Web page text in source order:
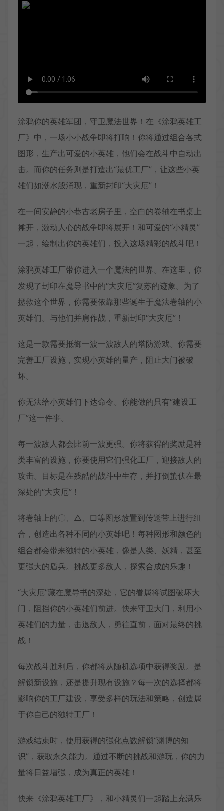
涂鸦你的英雄军团，守卫魔法世界！在《涂鸦英雄工
厂》中，一场小小战争即将打响！你将通过组合各式
图形，生产出可爱的小英雄，他们会在战斗中自动出
击。而你的任务则是打造出“最优工厂”，让这些小英
雄们如潮水般涌现，重新封印“大灾厄”！
在一间安静的小巷古老房子里，空白的卷轴在书桌上
摊开，激动人心的战争即将展开！和可爱的“小精灵”
一起，绘制出你的英雄们，投入这场精彩的战斗吧！
涂鸦英雄工厂带你进入一个魔法的世界。在这里，你
发现了封印在魔导书中的“大灾厄”复苏的迹象。为了
拯救这个世界，你需要依靠那些诞生于魔法卷轴的小
英雄们。与他们并肩作战，重新封印“大灾厄”！
这是一款需要抵御一波一波敌人的塔防游戏。你需要
完善工厂设施，实现小英雄的量产，阻止大门被破
坏。
你无法给小英雄们下达命令。你能做的只有“建设工
厂”这一件事。
每一波敌人都会比前一波更强。你将获得的奖励是种
类丰富的设施，你要使用它们强化工厂，迎接敌人的
攻击。目标是在残酷的战斗中生存，并打倒蛰伏在最
深处的“大灾厄”！
将卷轴上的〇、△、□等图形放置到传送带上进行组
合，创造出各种不同的小英雄吧！每种图形和颜色的
组合都会带来独特的小英雄，像是人类、妖精，甚至
更强大的盾兵。挑战更多敌人，探索合成的乐趣！
“大灾厄”藏在魔导书的深处，它的眷属将试图破坏大
门，阻挡你的小英雄们前进。快来守卫大门，利用小
英雄们的力量，击退敌人，勇往直前，面对最终的挑
战！
每次战斗胜利后，你都将从随机选项中获得奖励。是
解锁新设施，还是提升现有设施？每一次的选择都将
影响你的工厂建设，享受多样的玩法和策略，创造属
于你自己的独特工厂！
游戏结束时，使用获得的强化点数解锁“渊博的知
识”，获取永久能力。通过不断的挑战和游玩，你的力
量将日益增强，成为真正的英雄！
快来《涂鸦英雄工厂》，和小精灵们一起踏上充满乐